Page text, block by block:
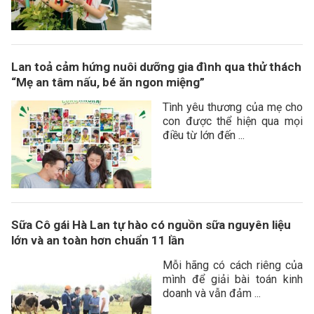
Lan toả cảm hứng nuôi dưỡng gia đình qua thử thách
“Mẹ an tâm nấu, bé ăn ngon miệng”
Tình yêu thương của mẹ cho
con được thể hiện qua mọi
điều từ lớn đến ...
Sữa Cô gái Hà Lan tự hào có nguồn sữa nguyên liệu
lớn và an toàn hơn chuẩn 11 lần
Mỗi hãng có cách riêng của
mình để giải bài toán kinh
doanh và vẫn đảm ...